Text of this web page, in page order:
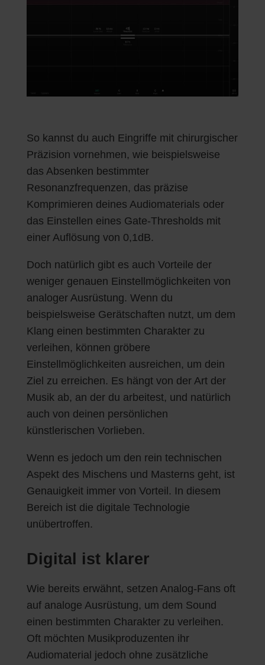
So kannst du auch Eingriffe mit chirurgischer
Präzision vornehmen, wie beispielsweise
das Absenken bestimmter
Resonanzfrequenzen, das präzise
Komprimieren deines Audiomaterials oder
das Einstellen eines Gate-Thresholds mit
einer Auflösung von 0,1dB.
Doch natürlich gibt es auch Vorteile der
weniger genauen Einstellmöglichkeiten von
analoger Ausrüstung. Wenn du
beispielsweise Gerätschaften nutzt, um dem
Klang einen bestimmten Charakter zu
verleihen, können gröbere
Einstellmöglichkeiten ausreichen, um dein
Ziel zu erreichen. Es hängt von der Art der
Musik ab, an der du arbeitest, und natürlich
auch von deinen persönlichen
künstlerischen Vorlieben.
Wenn es jedoch um den rein technischen
Aspekt des Mischens und Masterns geht, ist
Genauigkeit immer von Vorteil. In diesem
Bereich ist die digitale Technologie
unübertroffen.
Digital ist klarer
Wie bereits erwähnt, setzen Analog-Fans oft
auf analoge Ausrüstung, um dem Sound
einen bestimmten Charakter zu verleihen.
Oft möchten Musikproduzenten ihr
Audiomaterial jedoch ohne zusätzliche